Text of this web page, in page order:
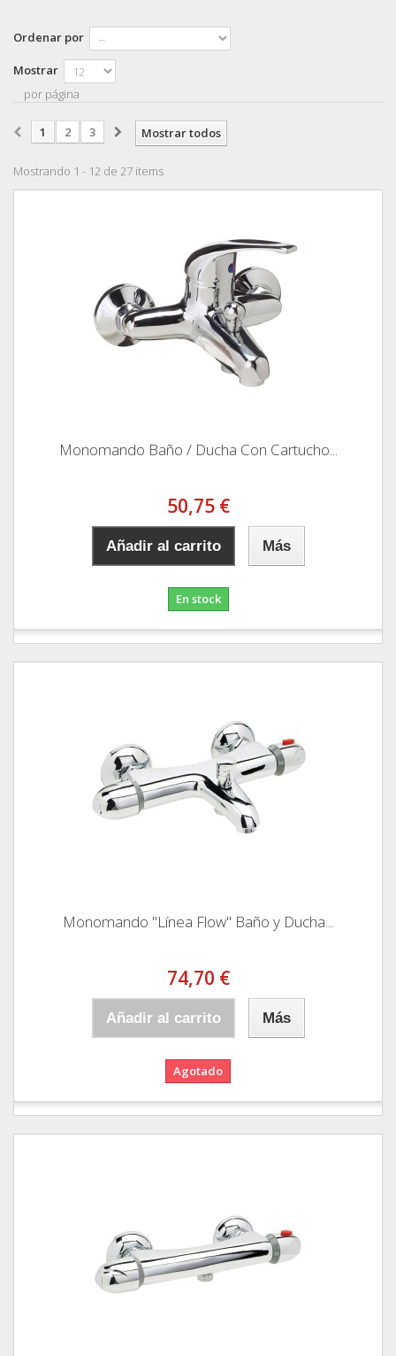
Ordenar por
Mostrar
por página
Mostrar todos
1 2 3
Mostrando 1 - 12 de 27 items
Monomando Baño / Ducha Con Cartucho...
50,75 €
Añadir al carrito Más
En stock
Monomando "Línea Flow" Baño y Ducha...
74,70 €
Añadir al carrito Más
Agotado